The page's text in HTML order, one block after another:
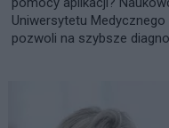
Uniwersytetu
pozwoli na szybsze